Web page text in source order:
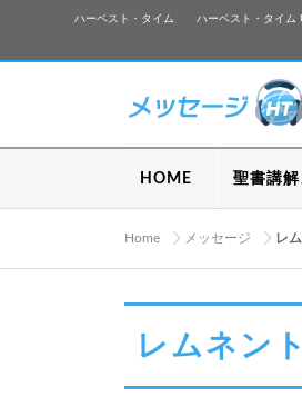
ハーベスト・タイム ハーベスト・タイム
HOME 聖書講
Home メッセージ レ
レムネン